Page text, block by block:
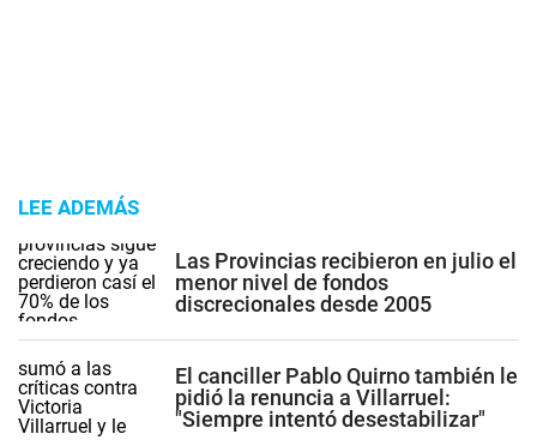
LEE ADEMÁS
Las Provincias recibieron en julio el
menor nivel de fondos
discrecionales desde 2005
El canciller Pablo Quirno también le
pidió la renuncia a Villarruel:
"Siempre intentó desestabilizar"